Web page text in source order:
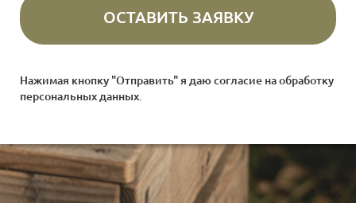
Нажимая кнопку "Отправить" я даю согласие наобработку
персональных данных